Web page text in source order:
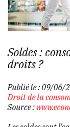
Soldes :
droits ?
Publié le :09/06/
Droit de la
Source :